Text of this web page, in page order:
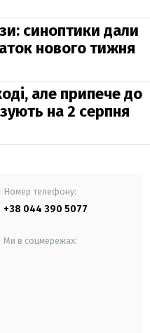
синоптики дали
нового тижня
але припече до
на 2 серпня
Номер телефону:
+38 044 390 5077
Ми в соцмережах: